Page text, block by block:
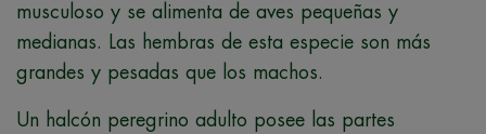
musculoso y se alimenta de aves pequeñas y
medianas. Las hembras de esta especie son más
grandes y pesadas que los machos.
Un halcón peregrino adulto posee las partes